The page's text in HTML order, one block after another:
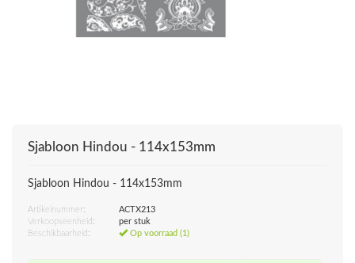
Sjabloon Hindou - 114x153mm
Sjabloon Hindou - 114x153mm
Artikelnummer:
ACTX213
Verkoopseenheid:
per stuk
Beschikbaarheid:
Op voorraad (1)